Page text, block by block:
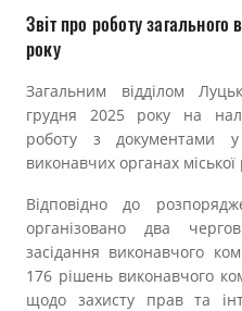
Публічна
Звіт про роботу загального
року
Загальним відділом
грудня 2025 року на
роботу з документами у
виконавчих органах міської
Відповідно до
організовано два
засідання виконавчого
176 рішень виконавчого
щодо захисту прав та